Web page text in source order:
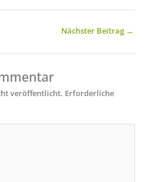
Nächster Beitrag →
veröffentlicht. Erforderliche